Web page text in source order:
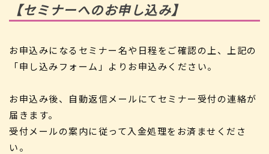
【セミナーへのお申し込み】
お申込みになるセミナー名や日程をご確認の上、上記の
「申し込みフォーム」よりお申込みください。
お申込み後、自動返信メールにてセミナー受付の連絡が
届きます。
受付メールの案内に従って入金処理をお済ませくださ
い。